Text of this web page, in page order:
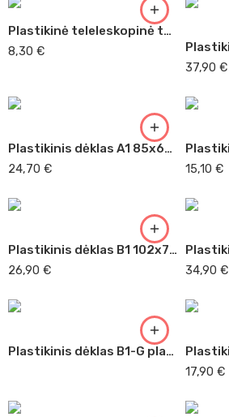
Plastikinė teleleskopinė tūba
8,30 €
37,90 €
Plastikinis dėklas A1 85x60x4
24,70 €
15,10 €
Plastikinis dėklas B1 102x73x3,5
26,90 €
34,90 €
Plastikinis dėklas B1-G platus 102x73x7,5
17,90 €